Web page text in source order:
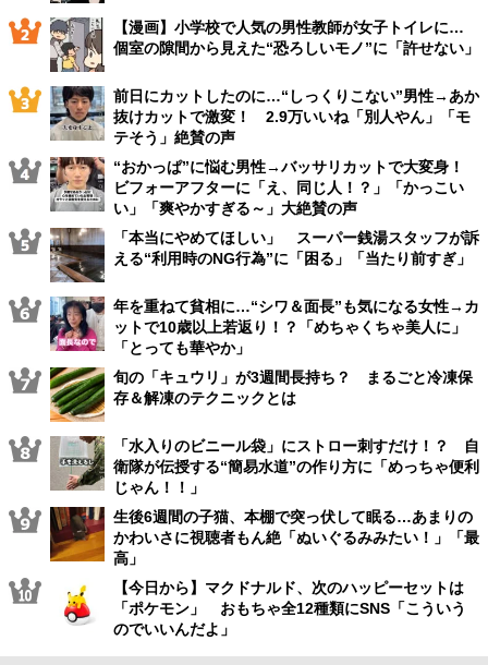
【漫画】小学校で人気の男性教師が女子トイレに…
個室の隙間から見えた“恐ろしいモノ”に「許せない」
前日にカットしたのに…“しっくりこない”男性→あか
抜けカットで激変！ 2.9万いいね「別人やん」「モ
テそう」絶賛の声
“おかっぱ”に悩む男性→バッサリカットで大変身！
ビフォーアフターに「え、同じ人！？」「かっこい
い」「爽やかすぎる～」大絶賛の声
「本当にやめてほしい」 スーパー銭湯スタッフが訴
える“利用時のNG行為”に「困る」「当たり前すぎ」
年を重ねて貧相に…“シワ＆面長”も気になる女性→カ
ットで10歳以上若返り！？「めちゃくちゃ美人に」
「とっても華やか」
旬の「キュウリ」が3週間長持ち？ まるごと冷凍保
存＆解凍のテクニックとは
「水入りのビニール袋」にストロー刺すだけ！？ 自
衛隊が伝授する“簡易水道”の作り方に「めっちゃ便利
じゃん！！」
生後6週間の子猫、本棚で突っ伏して眠る…あまりの
かわいさに視聴者もん絶「ぬいぐるみみたい！」「最
高」
【今日から】マクドナルド、次のハッピーセットは
「ポケモン」 おもちゃ全12種類にSNS「こういう
のでいいんだよ」